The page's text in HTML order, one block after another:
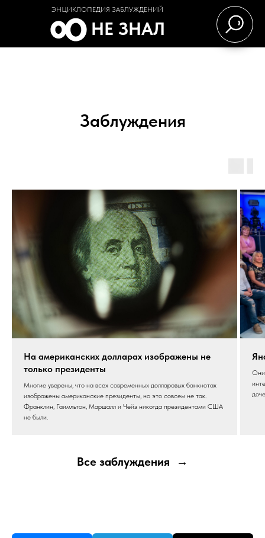
НЕ ЗНАЛ
ЭНЦИКЛОПЕДИЯ ЗАБЛУЖДЕНИЙ
Заблуждения
На американских долларах изображены не
только президенты
Многие уверены, что на всех современных долларовых банкнотах
изображены американские президенты, но это совсем не так.
Франклин, Гаимльтон, Маршалл и Чейз никогда президентами США
не были.
Они
Все заблуждения